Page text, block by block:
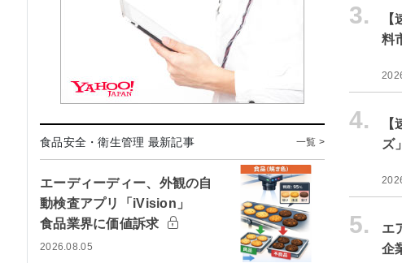
食品安全・衛生管理 最新記事 一覧 >
エーディーディー、外観の自
動検査アプリ「iVision」
食品業界に価値訴求
2026.08.05
3.
料
4.
ズ
5.
エ
企